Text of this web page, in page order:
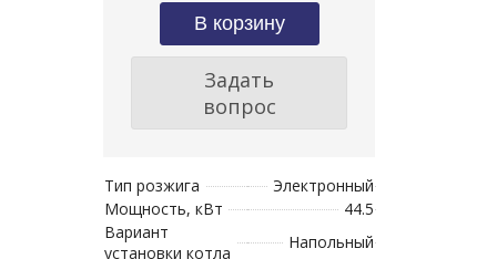
Задать
вопрос
Тип розжига
Электронный
Мощность, кВт
44.5
Вариант
установки котла
Напольный